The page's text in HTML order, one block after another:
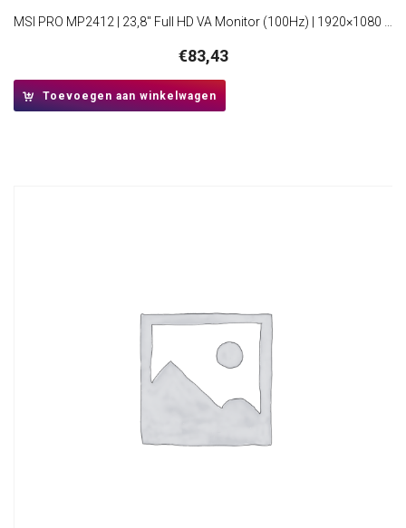
€83,43
Toevoegen aan winkelwagen